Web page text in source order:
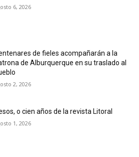
6, 2026
de fieles acompañarán a la
de Alburquerque en su traslado al
2, 2026
o cien años de la revista Litoral
1, 2026